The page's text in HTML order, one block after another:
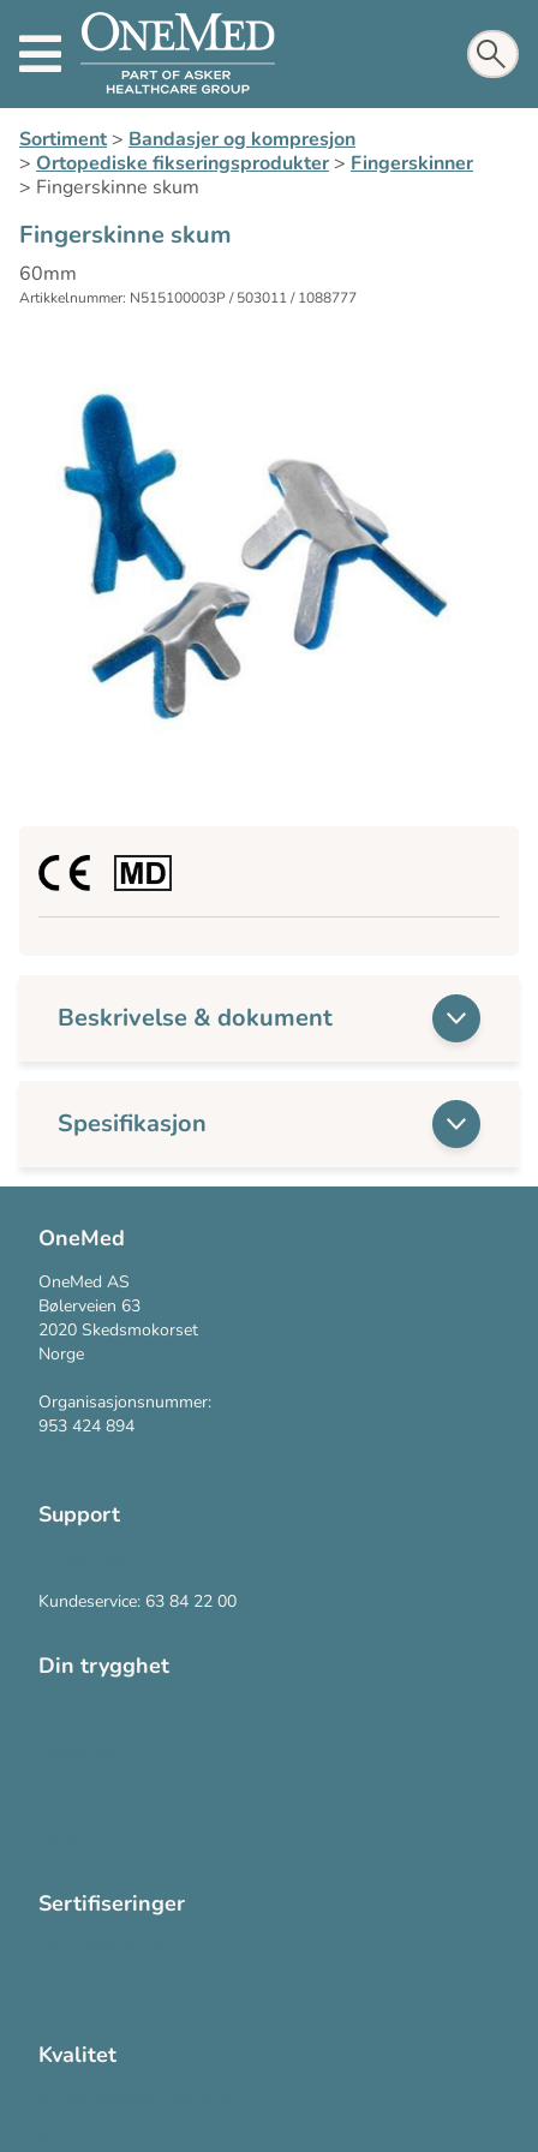
Sortiment> Bandasjer og kompresjon
> Ortopediske fikseringsprodukter> Fingerskinner
> Fingerskinne skum
Fingerskinne skum
60mm
Artikkelnummer: N515100003P / 503011 / 1088777
Beskrivelse & dokument
Spesifikasjon
OneMed
OneMed AS
Bølerveien 63
2020 Skedsmokorset
Norge
Organisasjonsnummer:
953 424 894
Support
Kundeservice: 63 84 22 00
Din trygghet
Sertifiseringer
Kvalitet